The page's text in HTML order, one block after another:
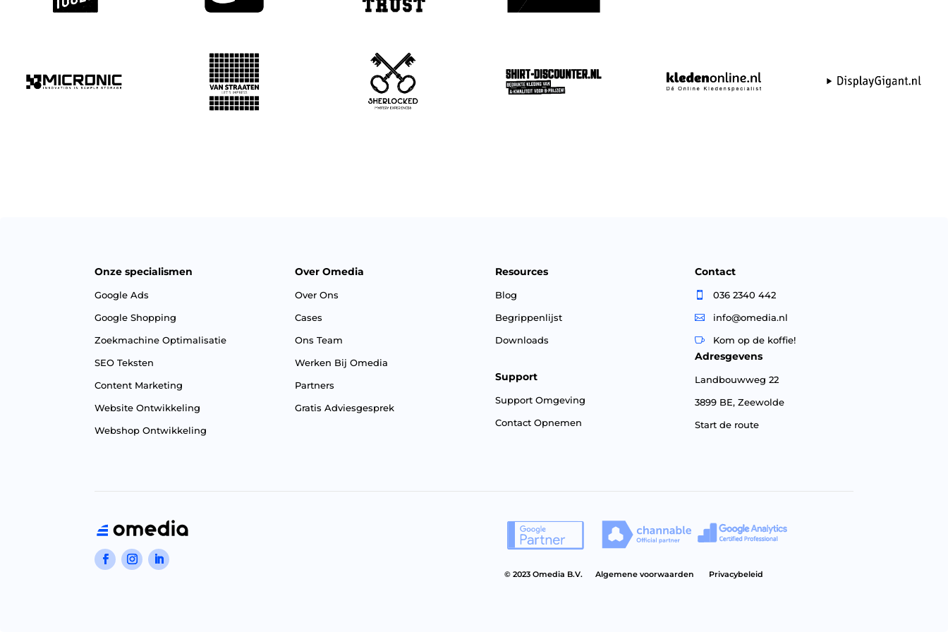
Onze specialismen
Google Ads
Google Shopping
Zoekmachine Optimalisatie
SEO Teksten
Content Marketing
Website Ontwikkeling
Webshop Ontwikkeling
Over Omedia
Over Ons
Cases
Ons Team
Werken Bij Omedia
Partners
Gratis Adviesgesprek
Resources
Blog
Begrippenlijst
Downloads
Support
Support Omgeving
Contact Opnemen
Contact
 036 2340 442
 info@omedia.nl
 Kom op de koffie!
Adresgevens
Landbouwweg 22
3899 BE, Zeewolde
Start de route
©2023 Omedia B.V. Algemene voorwaarden Privacybeleid